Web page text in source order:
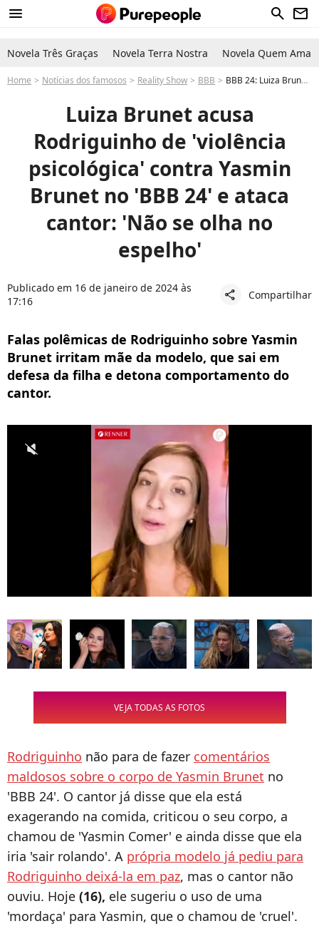
menu search newsletter
Novela Três Graças Novela Terra Nostra Novela Quem Ama
Home Notícias dos famosos Reality Show BBB BBB 24: Luiza Brunet detona Rodriguinho, acusa de violência psicológica contra Yasmin Brunet e ataca cantor: 'Não se olha no espelho'
Luiza Brunet acusa
Rodriguinho de 'violência
psicológica' contra Yasmin
Brunet no 'BBB 24' e ataca
cantor: 'Não se olha no
espelho'
Publicado em 16 de janeiro de 2024 às
17:16
share Compartilhar
Falas polêmicas de Rodriguinho sobre Yasmin
Brunet irritam mãe da modelo, que sai em
defesa da filha e detona comportamento do
cantor.
VEJA TODAS AS FOTOS
Rodriguinho não para de fazer comentários
maldosos sobre o corpo de Yasmin Brunet no
'BBB 24'. O cantor já disse que ela está
exagerando na comida, criticou o seu corpo, a
chamou de 'Yasmin Comer' e ainda disse que ela
iria 'sair rolando'. A própria modelo já pediu para
Rodriguinho deixá-la em paz, mas o cantor não
ouviu. Hoje (16), ele sugeriu o uso de uma
'mordaça' para Yasmin, que o chamou de 'cruel'.